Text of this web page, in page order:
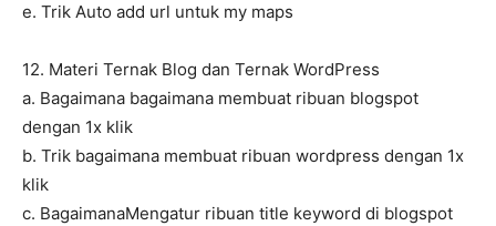
e. Trik Auto add url untuk my maps
12. Materi Ternak Blog dan Ternak WordPress
a. Bagaimana bagaimana membuat ribuan blogspot
dengan 1x klik
b. Trik bagaimana membuat ribuan wordpress dengan 1x
klik
c. BagaimanaMengatur ribuan title keyword di blogspot